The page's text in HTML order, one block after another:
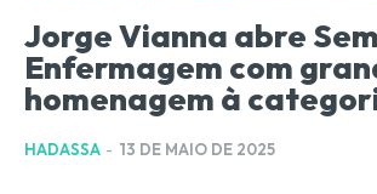
Jorge Vianna abre
Enfermagem com
homenagem à
HADASSA - 13 DE MAIO DE 2025